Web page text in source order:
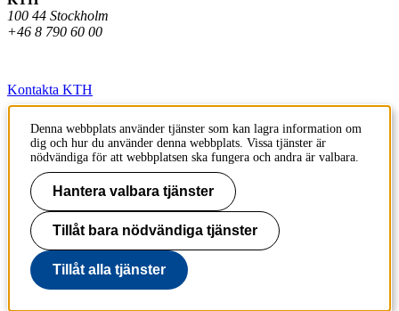
100 44 Stockholm
+46 8 790 60 00
Kontakta KTH
Jobba på KTH
Press och media
Faktura och betalning KTH
Om KTH:s webbplatser
Tillgänglighetsredogörelse
Denna webbplats använder tjänster som kan lagra information om
dig och hur du använder denna webbplats. Vissa tjänster är
nödvändiga för att webbplatsen ska fungera och andra är valbara.
Hantera valbara tjänster
Tillåt bara nödvändiga tjänster
Tillåt alla tjänster